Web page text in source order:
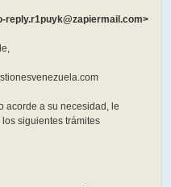
reply.r1puyk@zapiermail.com>
acorde a su necesidad, le
siguientes trámites